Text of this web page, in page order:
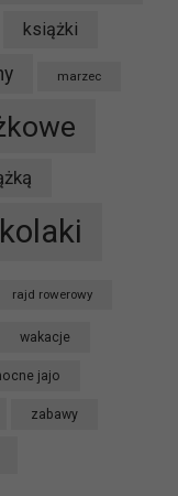
książki
marzec
rajd rowerowy
wakacje
jajo
zabawy